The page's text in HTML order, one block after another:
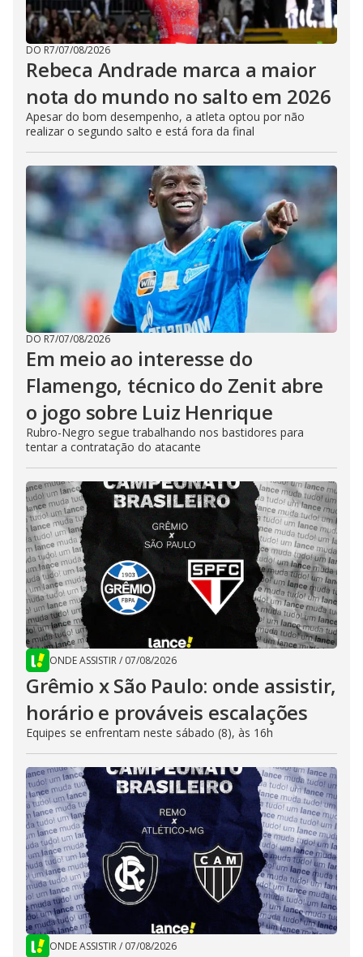
DO R7/07/08/2026
Rebeca Andrade marca a maior
nota do mundo no salto em 2026
Apesar do bom desempenho, a atleta optou por não
realizar o segundo salto e está fora da final
DO R7/07/08/2026
Em meio ao interesse do
Flamengo, técnico do Zenit abre
o jogo sobre Luiz Henrique
Rubro-Negro segue trabalhando nos bastidores para
tentar a contratação do atacante
ONDE ASSISTIR/ 07/08/2026
Grêmio x São Paulo: onde assistir,
horário e prováveis escalações
Equipes se enfrentam neste sábado (8), às 16h
ONDE ASSISTIR/ 07/08/2026